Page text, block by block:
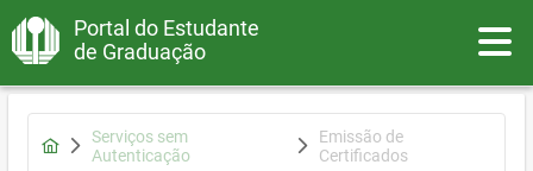
Portal do Estudante
de Graduação
Serviços sem
Autenticação
Emissão de
Certificados